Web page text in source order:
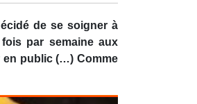
de se soigner à
par semaine aux
en public (…) Comme